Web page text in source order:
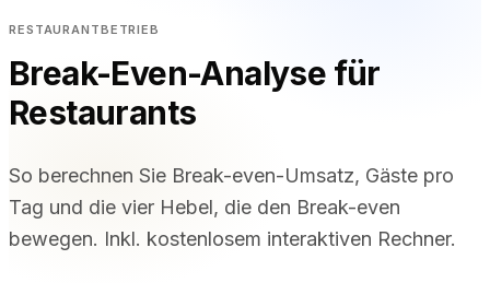
Instant Site
LÖSUNGEN
NACH VERANSTALTUNGSORTTYP
RESTAURANTBETRIEB
Break-Even-Analyse für
Restaurants
So berechnen Sie Break-even-Umsatz, Gäste pro
Tag und die vier Hebel, die den Break-even
bewegen. Inkl. kostenlosem interaktiven Rechner.